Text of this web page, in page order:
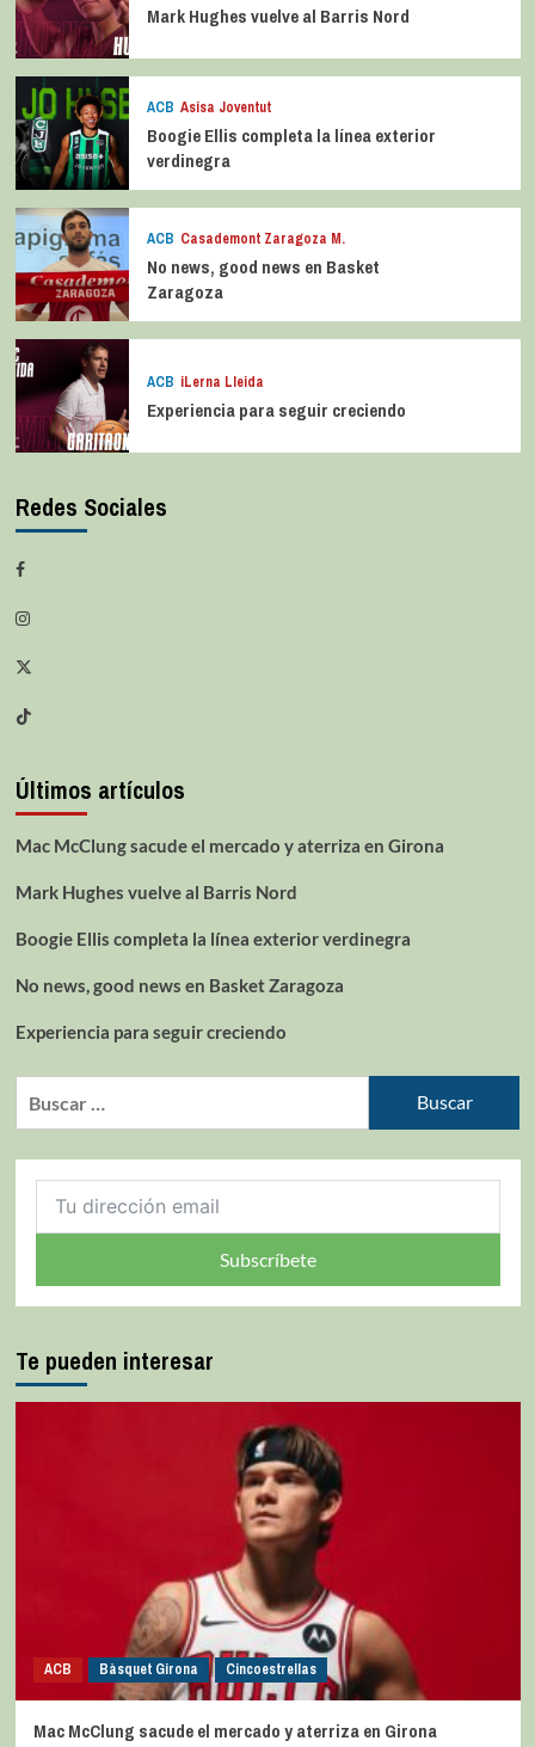
Mark Hughes vuelve al Barris Nord
ACB Asisa Joventut
Boogie Ellis completa la línea exterior
verdinegra
ACB Casademont Zaragoza M.
No news, good news en Basket
Zaragoza
ACB iLerna Lleida
Experiencia para seguir creciendo
Redes Sociales
Últimos artículos
Mac McClung sacude el mercado y aterriza en Girona
Mark Hughes vuelve al Barris Nord
Boogie Ellis completa la línea exterior verdinegra
No news, good news en Basket Zaragoza
Experiencia para seguir creciendo
Subscríbete
Te pueden interesar
ACB Bàsquet Girona Cincoestrellas
Mac McClung sacude el mercado y aterriza en Girona